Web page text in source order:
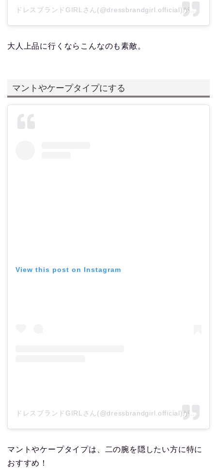
ドレスブランドGIRLさん(@dressbrandgirl.official)がシェアした投稿
大人上品に行くならこんなのも素敵。
マントやケープタイプにする
View this post on Instagram
ドレスブランドGIRLさん(@dressbrandgirl.official)がシェアした投稿
マントやケープタイプは、二の腕を隠したい方に特に
おすすめ！